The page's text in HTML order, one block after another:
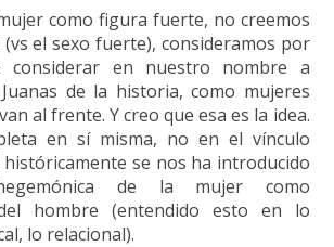
como figura fuerte, no creemos
el sexo fuerte), consideramos por
considerar en nuestro nombre a
de la historia, como mujeres
al frente. Y creo que esa es la idea.
en sí misma, no en el vínculo
históricamente se nos ha introducido
de la mujer como
hombre (entendido esto en lo
lo relacional).